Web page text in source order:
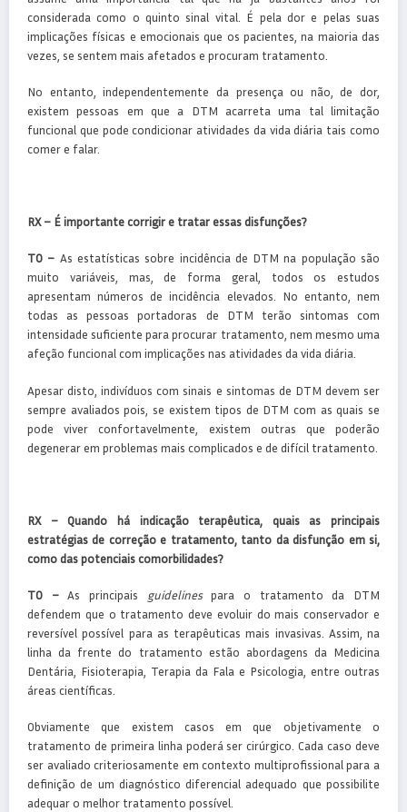
considerada como o quinto sinal vital. É pela dor e pelas suas
implicações físicas e emocionais que os pacientes, na maioria das
vezes, se sentem mais afetados e procuram tratamento.
No entanto, independentemente da presença ou não, de dor,
existem pessoas em que a DTM acarreta uma tal limitação
funcional que pode condicionar atividades da vida diária tais como
comer e falar.
RX – É importante corrigir e tratar essas disfunções?
TO – As estatísticas sobre incidência de DTM na população são
muito variáveis, mas, de forma geral, todos os estudos
apresentam números de incidência elevados. No entanto, nem
todas as pessoas portadoras de DTM terão sintomas com
intensidade suficiente para procurar tratamento, nem mesmo uma
afeção funcional com implicações nas atividades da vida diária.
Apesar disto, indivíduos com sinais e sintomas de DTM devem ser
sempre avaliados pois, se existem tipos de DTM com as quais se
pode viver confortavelmente, existem outras que poderão
degenerar em problemas mais complicados e de difícil tratamento.
RX – Quando há indicação terapêutica, quais as principais
estratégias de correção e tratamento, tanto da disfunção em si,
como das potenciais comorbilidades?
TO –As principais guidelinespara o tratamento da DTM
defendem que o tratamento deve evoluir do mais conservador e
reversível possível para as terapêuticas mais invasivas. Assim, na
linha da frente do tratamento estão abordagens da Medicina
Dentária, Fisioterapia, Terapia da Fala e Psicologia, entre outras
áreas científicas.
Obviamente que existem casos em que objetivamente o
tratamento de primeira linha poderá ser cirúrgico. Cada caso deve
ser avaliado criteriosamente em contexto multiprofissional para a
definição de um diagnóstico diferencial adequado que possibilite
adequar o melhor tratamento possível.